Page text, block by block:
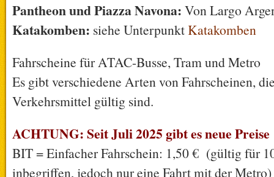
Pantheon und Piazza Navona: Von Largo
Katakomben: siehe UnterpunktKatakomben
Fahrscheine für ATAC-Busse, Tram und Metro
Es gibt verschiedene Arten von Fahrscheinen,
Verkehrsmittel gültig sind.
ACHTUNG: Seit Juli 2025 gibt es neue Preise
BIT = Einfacher Fahrschein: 1,50 € (gültig für
inbegriffen, jedoch nur eine Fahrt mit der Metro)